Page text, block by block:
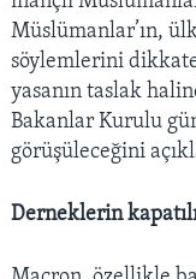
Müslümanlar’ın,
söylemlerini
yasanın taslak
Bakanlar Kurulu
görüşüleceğini
Derneklerin